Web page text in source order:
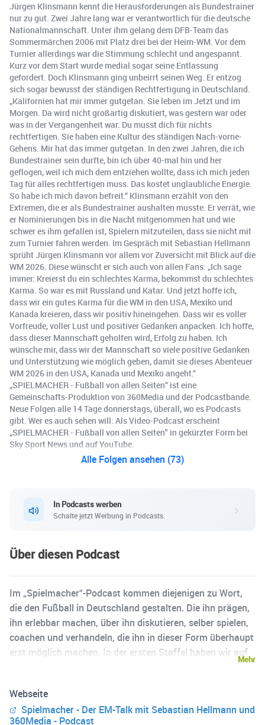
Jürgen Klinsmann kennt die Herausforderungen als Bundestrainer
nur zu gut. Zwei Jahre lang war er verantwortlich für die deutsche
Nationalmannschaft. Unter ihm gelang dem DFB-Team das
Sommermärchen 2006 mit Platz drei bei der Heim-WM. Vor dem
Turnier allerdings war die Stimmung schlecht und angespannt.
Kurz vor dem Start wurde medial sogar seine Entlassung
gefordert. Doch Klinsmann ging unbeirrt seinen Weg. Er entzog
sich sogar bewusst der ständigen Rechtfertigung in Deutschland.
„Kalifornien hat mir immer gutgetan. Sie leben im Jetzt und im
Morgen. Da wird nicht großartig diskutiert, was gestern war oder
was in der Vergangenheit war. Du musst dich für nichts
rechtfertigen. Sie haben eine Kultur des ständigen Nach-vorne-
Gehens. Mir hat das immer gutgetan. In den zwei Jahren, die ich
Bundestrainer sein durfte, bin ich über 40-mal hin und her
geflogen, weil ich mich dem entziehen wollte, dass ich mich jeden
Tag für alles rechtfertigen muss. Das kostet unglaubliche Energie.
So habe ich mich davon befreit.“ Klinsmann erzählt von den
Extremen, die er als Bundestrainer aushalten musste. Er verrät, wie
er Nominierungen bis in die Nacht mitgenommen hat und wie
schwer es ihm gefallen ist, Spielern mitzuteilen, dass sie nicht mit
zum Turnier fahren werden. Im Gespräch mit Sebastian Hellmann
sprüht Jürgen Klinsmann vor allem vor Zuversicht mit Blick auf die
WM 2026. Diese wünscht er sich auch von allen Fans: „Ich sage
immer: Kreierst du ein schlechtes Karma, bekommst du schlechtes
Karma. So war es mit Russland und Katar. Und jetzt hoffe ich,
dass wir ein gutes Karma für die WM in den USA, Mexiko und
Kanada kreieren, dass wir positiv hineingehen. Dass wir es voller
Vorfreude, voller Lust und positiver Gedanken anpacken. Ich hoffe,
dass dieser Mannschaft geholfen wird, Erfolg zu haben. Ich
wünsche mir, dass wir der Mannschaft so viele positive Gedanken
und Unterstützung wie möglich geben, damit sie dieses Abenteuer
WM 2026 in den USA, Kanada und Mexiko angeht.“
„SPIELMACHER - Fußball von allen Seiten“ ist eine
Gemeinschafts-Produktion von 360Media und der Podcastbande.
Neue Folgen alle 14 Tage donnerstags, überall, wo es Podcasts
gibt. Wer es auch sehen will: Als Video-Podcast erscheint
„SPIELMACHER - Fußball von allen Seiten" in gekürzter Form bei
Sky Sport News und auf YouTube.
Alle Folgen ansehen (73)
In Podcasts werben
Schalte jetzt Werbung in Podcasts.
Über diesen Podcast
Im „Spielmacher“-Podcast kommen diejenigen zu Wort,
die den Fußball in Deutschland gestalten. Die ihn prägen,
ihn erlebbar machen, über ihn diskutieren, selber spielen,
coachen und verhandeln, die ihn in dieser Form überhaupt
erst möglich machen. In der ersten Staffel haben wir auf
Rudi Völler, Lothar Matthäus, Jogi Löw und Aki Watzke
gesprochen. Aber auch der Bundeskanzler war zu Gast –
Mehr
Webseite
Spielmacher - Der EM-Talk mit Sebastian Hellmann und
360Media - Podcast